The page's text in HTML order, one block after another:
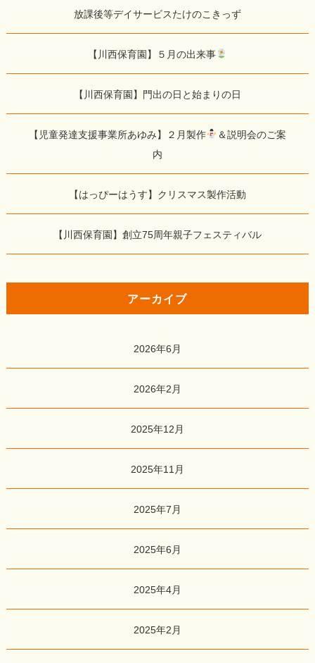
放課後等デイサービスたけのこきっず
【川西保育園】５月の出来事
【川西保育園】門出の日と始まりの日
【児童発達支援事業所あゆみ】２月製作
＆説明会のご案
内
【はっぴーはうす】クリスマス製作活動
【川西保育園】創立75周年親子フェスティバル
アーカイブ
2026年6月
2026年2月
2025年12月
2025年11月
2025年7月
2025年6月
2025年4月
2025年2月